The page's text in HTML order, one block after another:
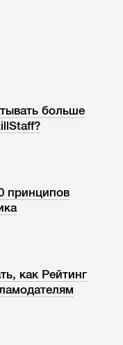
больше
принципов
как Рейтинг